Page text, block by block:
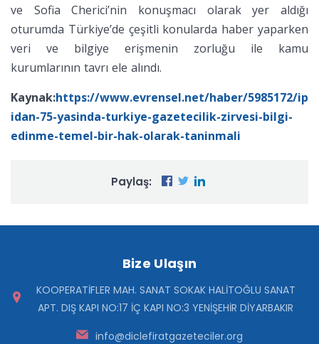
ve Sofia Cherici’nin konuşmacı olarak yer aldığı
oturumda Türkiye’de çeşitli konularda haber yaparken
veri ve bilgiye erişmenin zorluğu ile kamu
kurumlarının tavrı ele alındı.
Kaynak:https://www.evrensel.net/haber/5985172/ip
idan-75-yasinda-turkiye-gazetecilik-zirvesi-bilgi-
edinme-temel-bir-hak-olarak-taninmali
Paylaş:
Bize Ulaşın
KOOPERATİFLER MAH. SANAT SOKAK HALİTOĞLU SANAT
APT. DIŞ KAPI NO:17 İÇ KAPI NO:3 YENİŞEHİR DİYARBAKIR
info@diclefiratgazeteciler.org